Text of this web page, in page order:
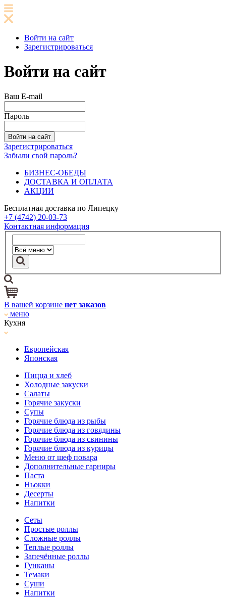
Войти на сайт
Зарегистрироваться
Войти на сайт
Ваш E-mail
Пароль
Зарегистрироваться
Забыли свой пароль?
БИЗНЕС-ОБЕДЫ
ДОСТАВКА И ОПЛАТА
АКЦИИ
Бесплатная доставка по Липецку
+7 (4742) 20-03-73
Контактная информация
В вашей корзине нет заказов
меню
Кухня
Европейская
Японская
Пицца и хлеб
Холодные закуски
Салаты
Горячие закуски
Супы
Горячие блюда из рыбы
Горячие блюда из говядины
Горячие блюда из свинины
Горячие блюда из курицы
Меню от шеф повара
Дополнительные гарниры
Паста
Ньокки
Десерты
Напитки
Сеты
Простые роллы
Сложные роллы
Теплые роллы
Запечённые роллы
Гунканы
Темаки
Суши
Напитки